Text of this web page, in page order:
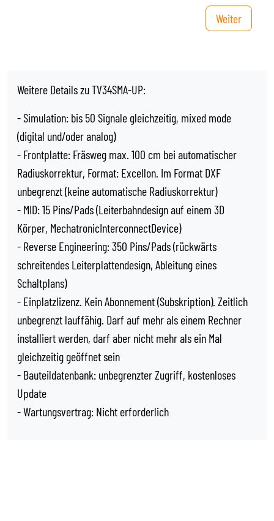
Weiter
Weitere Details zu TV34SMA-UP:
- Simulation: bis 50 Signale gleichzeitig, mixed mode
(digital und/oder analog)
- Frontplatte: Fräsweg max. 100 cm bei automatischer
Radiuskorrektur, Format: Excellon. Im Format DXF
unbegrenzt (keine automatische Radiuskorrektur)
- MID: 15 Pins/Pads (Leiterbahndesign auf einem 3D
Körper, MechatronicInterconnectDevice)
- Reverse Engineering: 350 Pins/Pads (rückwärts
schreitendes Leiterplattendesign, Ableitung eines
Schaltplans)
- Einplatzlizenz. Kein Abonnement (Subskription). Zeitlich
unbegrenzt lauffähig. Darf auf mehr als einem Rechner
installiert werden, darf aber nicht mehr als ein Mal
gleichzeitig geöffnet sein
- Bauteildatenbank: unbegrenzter Zugriff, kostenloses
Update
- Wartungsvertrag: Nicht erforderlich